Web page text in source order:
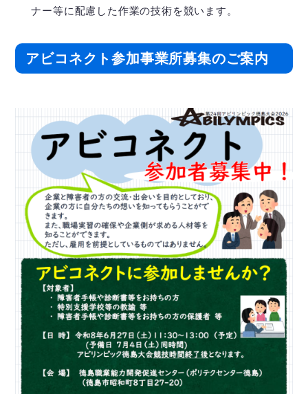
ナー等に配慮した作業の技術を競います。
アビコネクト参加事業所募集のご案内